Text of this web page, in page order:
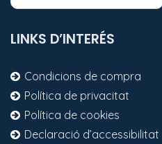
LINKS D’INTERÉS
Condicions de compra
Política de privacitat
Política de cookies
Declaració d’accessibilitat